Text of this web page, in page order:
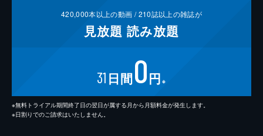
420,000本以上の動画 /210誌以上の雑誌が
見放題 読み放題
31 日間0円 ※
※無料トライアル期間終了日の翌日が属する月から月額料金が発生します。
※日割りでのご請求はいたしません。